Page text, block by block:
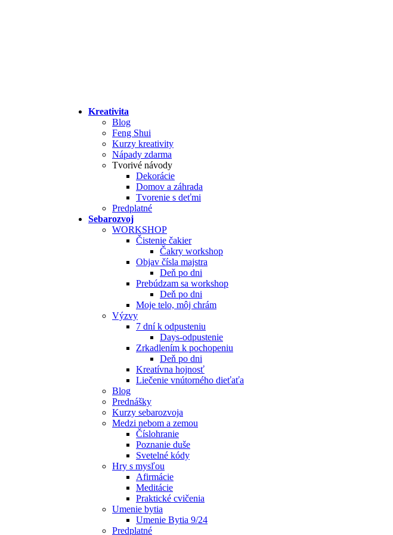
Kreativita
Blog
Feng Shui
Kurzy kreativity
Nápady zdarma
Tvorivé návody
Dekorácie
Domov a záhrada
Tvorenie s deťmi
Predplatné
Sebarozvoj
WORKSHOP
Čistenie čakier
Čakry workshop
Objav čísla majstra
Deň po dni
Prebúdzam sa workshop
Deň po dni
Moje telo, môj chrám
Výzvy
7 dní k odpusteniu
Days-odpustenie
Zrkadlením k pochopeniu
Deň po dni
Kreatívna hojnosť
Liečenie vnútorného dieťaťa
Blog
Prednášky
Kurzy sebarozvoja
Medzi nebom a zemou
Číslohranie
Poznanie duše
Svetelné kódy
Hry s mysľou
Afirmácie
Meditácie
Praktické cvičenia
Umenie bytia
Umenie Bytia 9/24
Predplatné